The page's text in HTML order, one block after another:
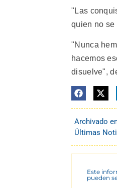
"Las
quien no se
"Nunca
hacemos
disuelve",
Archivado
Últimas
Este
pueden